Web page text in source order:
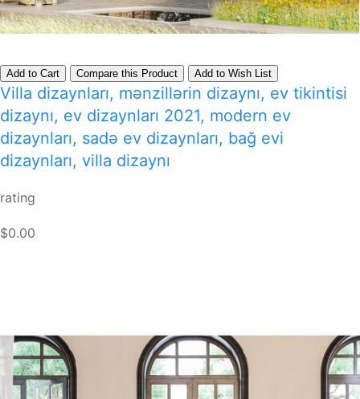
Add to Cart Compare this Product Add to Wish List
Villa dizaynları, mənzillərin dizaynı, ev tikintisi
dizaynı, ev dizaynları 2021, modern ev
dizaynları, sadə ev dizaynları, bağ evi
dizaynları, villa dizaynı
rating
$0.00